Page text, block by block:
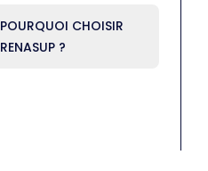
POURQUOI CHOISIR
RENASUP ?